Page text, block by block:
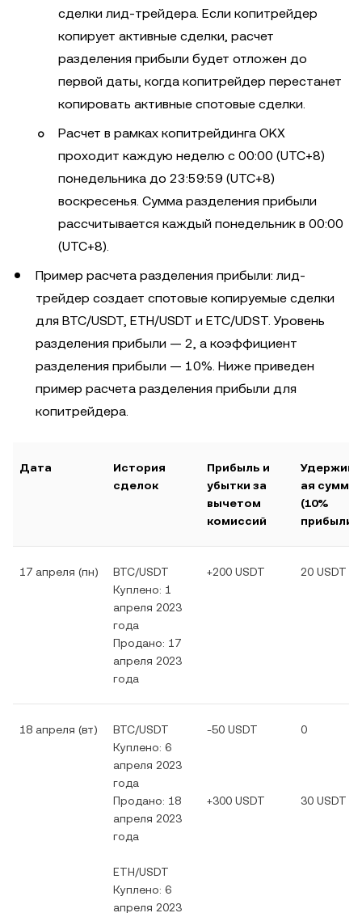
сделки лид-трейдера. Если копитрейдер
копирует активные сделки, расчет
разделения прибыли будет отложен до
первой даты, когда копитрейдер перестанет
копировать активные спотовые сделки.
Расчет в рамках копитрейдинга OKX
проходит каждую неделю с 00:00 (UTC+8)
понедельника до 23:59:59 (UTC+8)
воскресенья. Сумма разделения прибыли
рассчитывается каждый понедельник в 00:00
(UTC+8).
Пример расчета разделения прибыли: лид-
трейдер создает спотовые копируемые сделки
для BTC/USDT, ETH/USDT и ETC/UDST. Уровень
разделения прибыли — 2, а коэффициент
разделения прибыли — 10%. Ниже приведен
пример расчета разделения прибыли для
копитрейдера.
Дата
История
сделок
Прибыль и
убытки за
вычетом
комиссий
ая сумма
(10%
прибыли)
17 апреля (пн)
BTC/USDT
Куплено: 1
апреля 2023
года
Продано: 17
апреля 2023
года
+200 USDT 20 USDT
18 апреля (вт)
BTC/USDT
Куплено: 6
апреля 2023
года
Продано: 18
апреля 2023
года
ETH/USDT
Куплено: 6
апреля 2023
-50 USDT
+300 USDT
0
30 USDT